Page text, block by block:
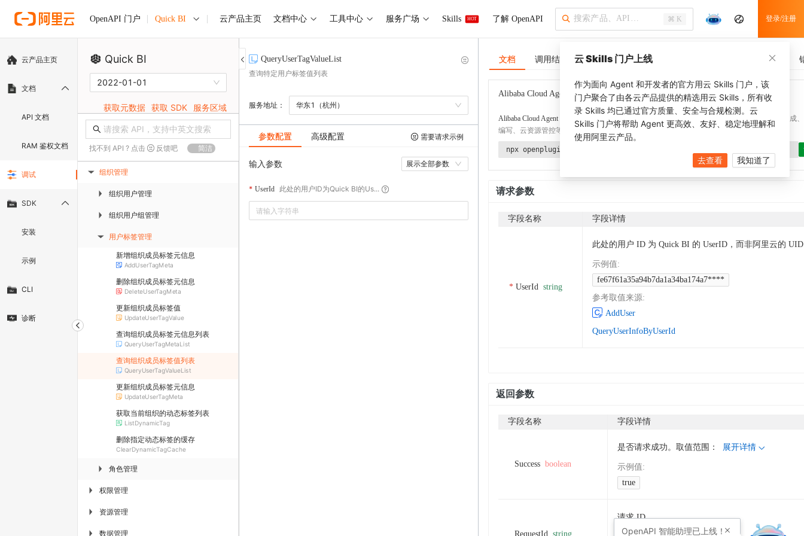
OpenAPI 门户 Quick BI 云产品主页 文档中心 工具中心 服务广场 Skills HOT 了解 OpenAPI ⌘ K 登录/注册
云产品主页
文档
API 文档
RAM 鉴权文档
调试
SDK
安装
示例
CLI
诊断
Quick BI
2022-01-01
获取元数据 获取 SDK 服务区域
找不到 API ? 点击 反馈吧 简洁
▶ 组织管理
▶ 组织用户管理
▶ 组织用户组管理
▶ 用户标签管理
新增组织成员标签元信息
AddUserTagMeta
删除组织成员标签元信息
DeleteUserTagMeta
更新组织成员标签值
UpdateUserTagValue
查询组织成员标签元信息列表
QueryUserTagMetaList
查询组织成员标签值列表
QueryUserTagValueList
更新组织成员标签元信息
UpdateUserTagMeta
获取当前组织的动态标签列表
ListDynamicTag
删除指定动态标签的缓存
ClearDynamicTagCache
▶ 角色管理
▶ 权限管理
▶ 资源管理
▶ 数据管理
QueryUserTagValueList
查询特定用户标签值列表
服务地址： 华东1（杭州）
参数配置 高级配置 需要请求示例
输入参数 展示全部参数
UserId 此处的用户ID为Quick BI的Us...
文档 调用结果 SDK 示例 CLI 示例 调用历史
Alibaba Cloud Agent Toolkit 了解更多
Alibaba Cloud Agent Toolkit
提供 Agent 插件、技能、MCP 配置和验证工具，涵盖 SDK 代码生成、
编写、云资源管控等能力。通过 alibabacloud-agent-toolkit-install 技能可快速完成本地配置。
npx openplugin aliyun/alibabacloud-agent-toolkit
请求参数
字段名称 字段详情
UserId string
此处的用户 ID 为 Quick BI 的 UserID，而非阿里云的
示例值:
fe67f61a35a94b7da1a34ba174a7****
参考取值来源:
AddUser
QueryUserInfoByUserId
返回参数
字段名称 字段详情
Success boolean
是否请求成功。取值范围： 展开详情
示例值:
true
RequestId string
请求 ID。
云 Skills 门户上线
作为面向 Agent 和开发者的官方用云 Skills 门户，该
门户聚合了由各云产品提供的精选用云 Skills，所有收
录 Skills 均已通过官方质量、安全与合规检测。云
Skills 门户将帮助 Agent 更高效、友好、稳定地理解和
使用阿里云产品。
去查看 我知道了
OpenAPI 智能助理已上线！